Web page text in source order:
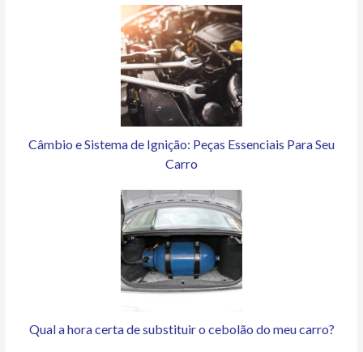
Câmbio e Sistema de Ignição: Peças Essenciais Para Seu
Carro
Qual a hora certa de substituir o cebolão do meu carro?